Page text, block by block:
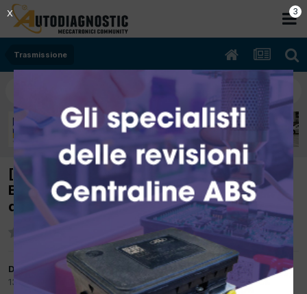
Trasmissione
[Corsa c 04/2002 1199cc z12xe 55Kw
Benzina] cambio robot. bloccato: "F" nel
display P1607
Da Audi SP
13 Marzo 2012
in Trasmissione
2
X